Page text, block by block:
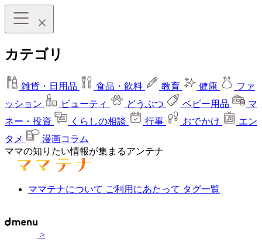
カテゴリ
雑貨・日用品 食品・飲料 教育 健康
ファ
ッション
ビューティ どうぶつ ベビー用品
マ
ネー・投資
くらしの相談 行事 おでかけ
エン
タメ
漫画コラム
ママの知りたい情報が集まるアンテナ
ママテナについて ご利用にあたって タグ一覧
>